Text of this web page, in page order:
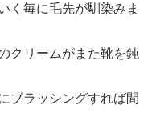
く毎に毛先が馴染みま
クリームがまた靴を鈍
ブラッシングすれば間